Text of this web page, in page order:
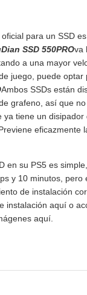
para un SSD
SSD 550PROva
a una mayor
juego, puede optar
Ambos SSDs están
grafeno, así que
ya tiene un disipador
eficazmente
en su PS5 es
y 10 minutos, pero
de instalación
instalación aquí o
aquí.